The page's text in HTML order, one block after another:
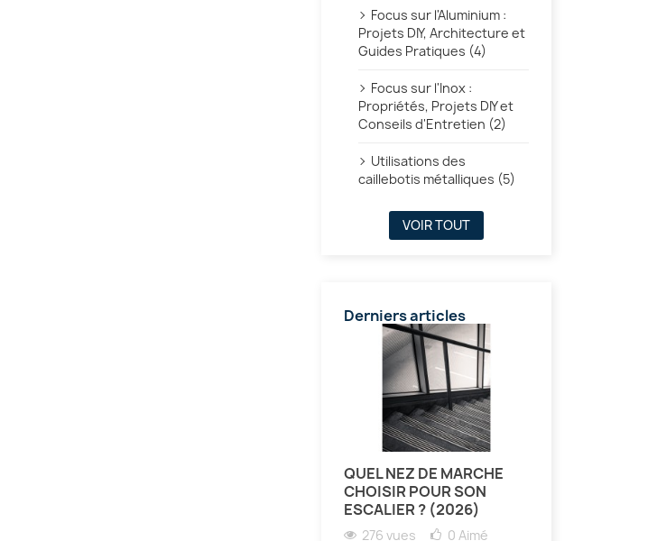
Focus sur l'Aluminium :
Projets DIY, Architecture et
Guides Pratiques (4)
Focus sur l'Inox :
Propriétés, Projets DIY et
Conseils d'Entretien (2)
Utilisations des
caillebotis métalliques (5)
VOIR TOUT
Derniers articles
QUEL NEZ DE MARCHE
CHOISIR POUR SON
ESCALIER ? (2026)
276 vues 0 Aimé